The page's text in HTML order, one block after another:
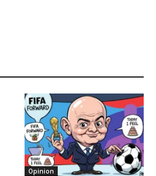
Opinion